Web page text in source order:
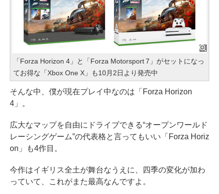
「Forza Horizon 4」と「Forza Motorsport 7」がセットになっ
てお得な「Xbox One X」も10月2日より発売中
そんな中、僕が現在プレイ中なのは「Forza Horizon
4」。
広大なマップを自由にドライブできる“オープンワールド
レーシングゲーム”の代表格と言ってもいい「Forza Horiz
on」も4作目。
今作はイギリス全土が舞台なうえに、四季の変化が加わ
っていて、これがまた最高なんですよ。